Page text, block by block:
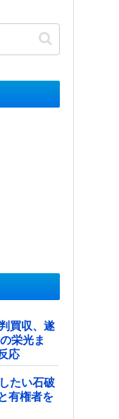
買収、遂
栄光ま
応
たい石破
有権者を